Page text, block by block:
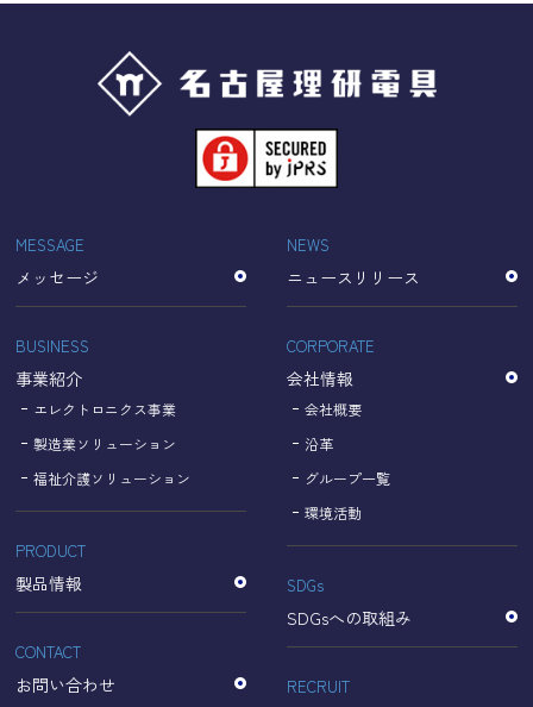
当サイトでは、より良いサービスの提供、またユーザビリ
ティの向上のため、Googleアナリティクスを使用し、当サ
イトの利用状況などのデータ収集及び解析を行っておりま
す。その際、「Cookie」を通じて、Googleがお客様のIPア
ドレスなどの情報を収集する場合がありますが、
「Cookie」で収集される情報は個人を特定できるものでは
収集されたデータはGoogleのプライバシーポリシーにおい
て管理されます。
なお、当サイトのご利用をもって、上述の方法・目的にお
いてGoogle及び当サイトが行うデータ処理に関し、お客様
【Googleのプライバシーポリシー】
https://policies.google.com/privacy?hl=ja
https://policies.google.com/technologies/partner-sites?
hl=ja
個人情報に関するお問い合わせ窓口
名古屋理研電具株式会社
TEL：052-833-1248
MESSAGE
メッセージ
BUSINESS
事業紹介
エレクトロニクス事業
製造業ソリューション
福祉介護ソリューション
PRODUCT
製品情報
CONTACT
お問い合わせ
NEWS
ニュースリリース
CORPORATE
会社情報
会社概要
沿革
グループ一覧
環境活動
SDGs
SDGsへの取組み
RECRUIT